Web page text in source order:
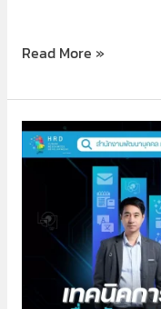
Read More »
เทคนิค
การ
สนับสนุน